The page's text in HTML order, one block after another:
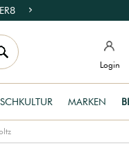
Login
MARKEN